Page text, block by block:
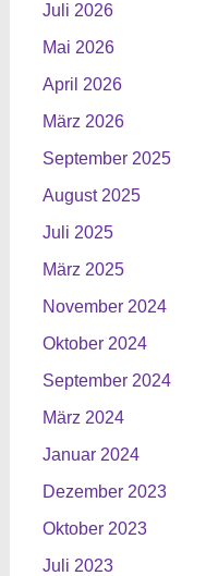
Juli 2026
Mai 2026
April 2026
März 2026
September 2025
August 2025
Juli 2025
März 2025
November 2024
Oktober 2024
September 2024
März 2024
Januar 2024
Dezember 2023
Oktober 2023
Juli 2023